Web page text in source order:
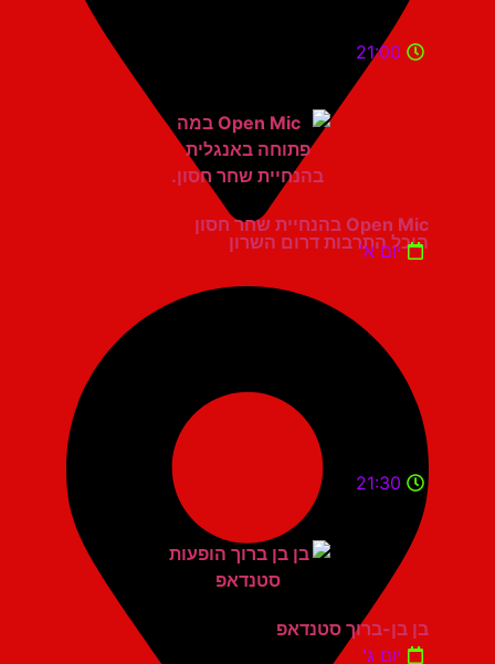
היכל התרבות דרום השרון
21:00
Open Mic בהנחיית שחר חסון
יום א'
21:30
בן בן-ברוך סטנדאפ
יום ג'